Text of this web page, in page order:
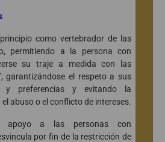
como vertebrador de las
permitiendo a la persona con
su traje a medida con las
garantizándose el respeto a sus
y preferencias y evitando la
abuso o el conflicto de intereses.
apoyo a las personas con
por fin de la restricción de